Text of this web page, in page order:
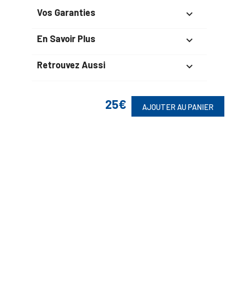
25€ AJOUTER AU PANIER
Vos Garanties 
En Savoir Plus 
Retrouvez Aussi 
Suivez-Nous